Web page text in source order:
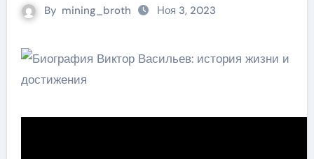
By mining_broth Ноя 3, 2023